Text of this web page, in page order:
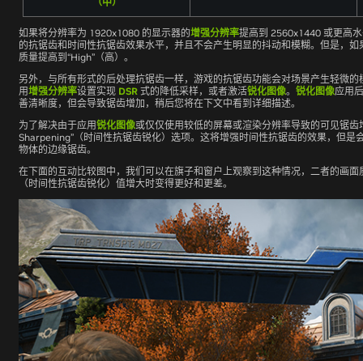
如果将分辨率为 1920x1080 的显示器的增强分辨率提高到 2560x1440 或更高
的抗锯齿和时间性抗锯齿效果水平，并且不会产生明显的抖动和模糊。但是，
质量提高到“High”（高）。
另外，与所有形式的后处理抗锯齿一样，游戏的抗锯齿功能会对场景产生轻微
用增强分辨率设置实现 DSR 式的降低采样，或者激活锐化图像。 锐化图像应用
善清晰度，但会导致锯齿增加，稍后您将在下文中看到详细描述。
为了解决由于应用锐化图像或仅仅使用较低的屏幕或渲染分辨率导致的可见锯
Sharpening”（时间性抗锯齿锐化）选项。这将增强时间性抗锯齿的效果，但是
物体的边缘锯齿。
在下面的互动比较图中，我们可以在旗子和窗户上观察到这种情况，二者的画
（时间性抗锯齿锐化）值增大时变得更好和更差。